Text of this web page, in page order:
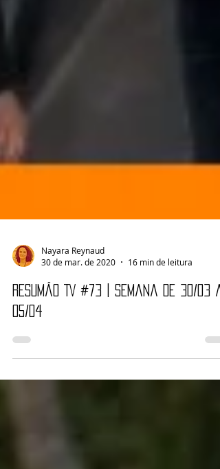
30 de mar. de 2020
16 min de leitura
Resumão TV #73 | Semana de 30/03 a
05/04